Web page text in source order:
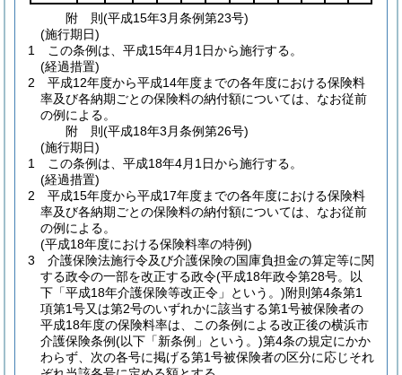
附 則(平成15年3月条例第23号)
(施行期日)
1
この条例は、平成15年4月1日から施行する。
(経過措置)
2
平成12年度から平成14年度までの各年度における保険料
率及び各納期ごとの保険料の納付額については、なお従前
の例による。
附 則(平成18年3月条例第26号)
(施行期日)
1
この条例は、平成18年4月1日から施行する。
(経過措置)
2
平成15年度から平成17年度までの各年度における保険料
率及び各納期ごとの保険料の納付額については、なお従前
の例による。
(平成18年度における保険料率の特例)
3
介護保険法施行令及び介護保険の国庫負担金の算定等に関
する政令の一部を改正する政令(平成18年政令第28号。以
下「平成18年介護保険等改正令」という。)附則第4条第1
項第1号又は第2号のいずれかに該当する第1号被保険者の
平成18年度の保険料率は、この条例による改正後の横浜市
介護保険条例(以下「新条例」という。)第4条の規定にかか
わらず、次の各号に掲げる第1号被保険者の区分に応じそれ